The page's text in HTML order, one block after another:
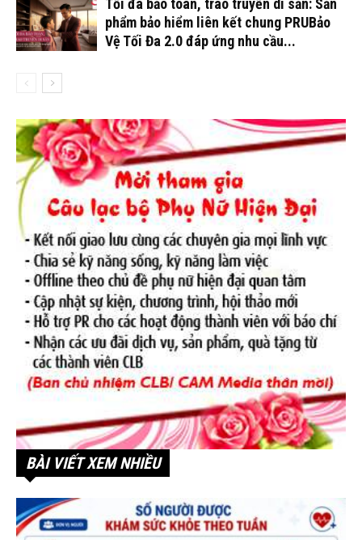
Tối đa bảo toàn, trao truyền di sản: Sản
phẩm bảo hiểm liên kết chung PRUBảo
Vệ Tối Đa 2.0 đáp ứng nhu cầu...
BÀI VIẾT XEM NHIỀU